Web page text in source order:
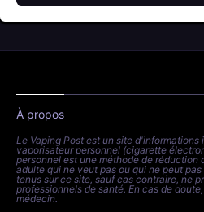
À propos
Le Vaping Post est un site d'informations
vaporisateur personnel (cigarette
personnel est une méthode de réduction
adulte qui ne veut pas ou qui ne peut
tenus sur ce site, sauf cas contraire, ne
professionnels de santé. En cas de
médecin.